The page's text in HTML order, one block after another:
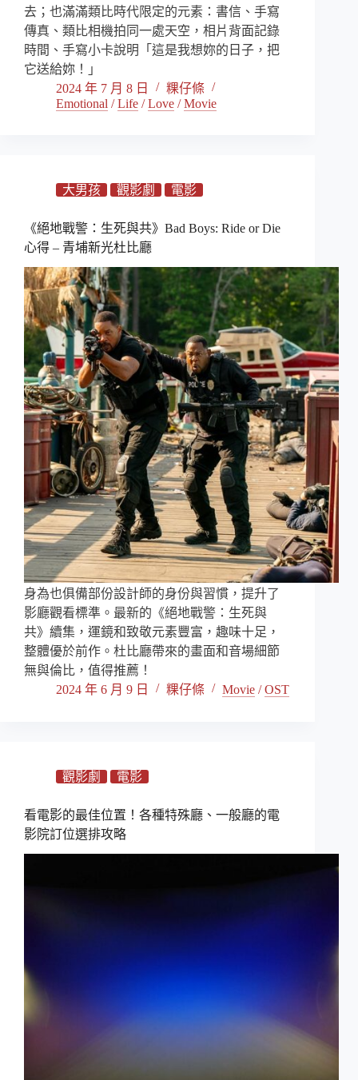
去；也滿滿類比時代限定的元素：書信、手寫
傳真、類比相機拍同一處天空，相片背面記錄
時間、手寫小卡說明「這是我想妳的日子，把
它送給妳！」
2024 年 7 月 8 日
粿仔條
Emotional /Life /Love /Movie
大男孩 觀影劇 電影
《絕地戰警：生死與共》Bad Boys: Ride or Die
心得 – 青埔新光杜比廳
身為也俱備部份設計師的身份與習慣，提升了
影廳觀看標準。最新的《絕地戰警：生死與
共》續集，運鏡和致敬元素豐富，趣味十足，
整體優於前作。杜比廳帶來的畫面和音場細節
無與倫比，值得推薦！
2024 年 6 月 9 日
粿仔條 Movie /OST
觀影劇 電影
看電影的最佳位置！各種特殊廳、一般廳的電
影院訂位選排攻略